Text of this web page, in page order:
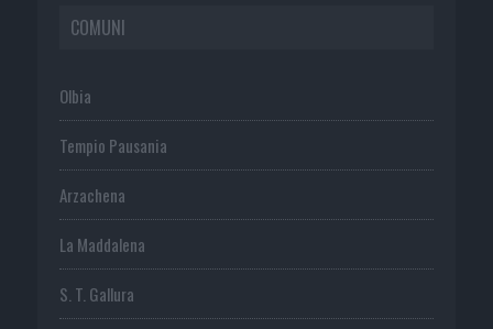
COMUNI
Olbia
Tempio Pausania
Arzachena
La Maddalena
S. T. Gallura